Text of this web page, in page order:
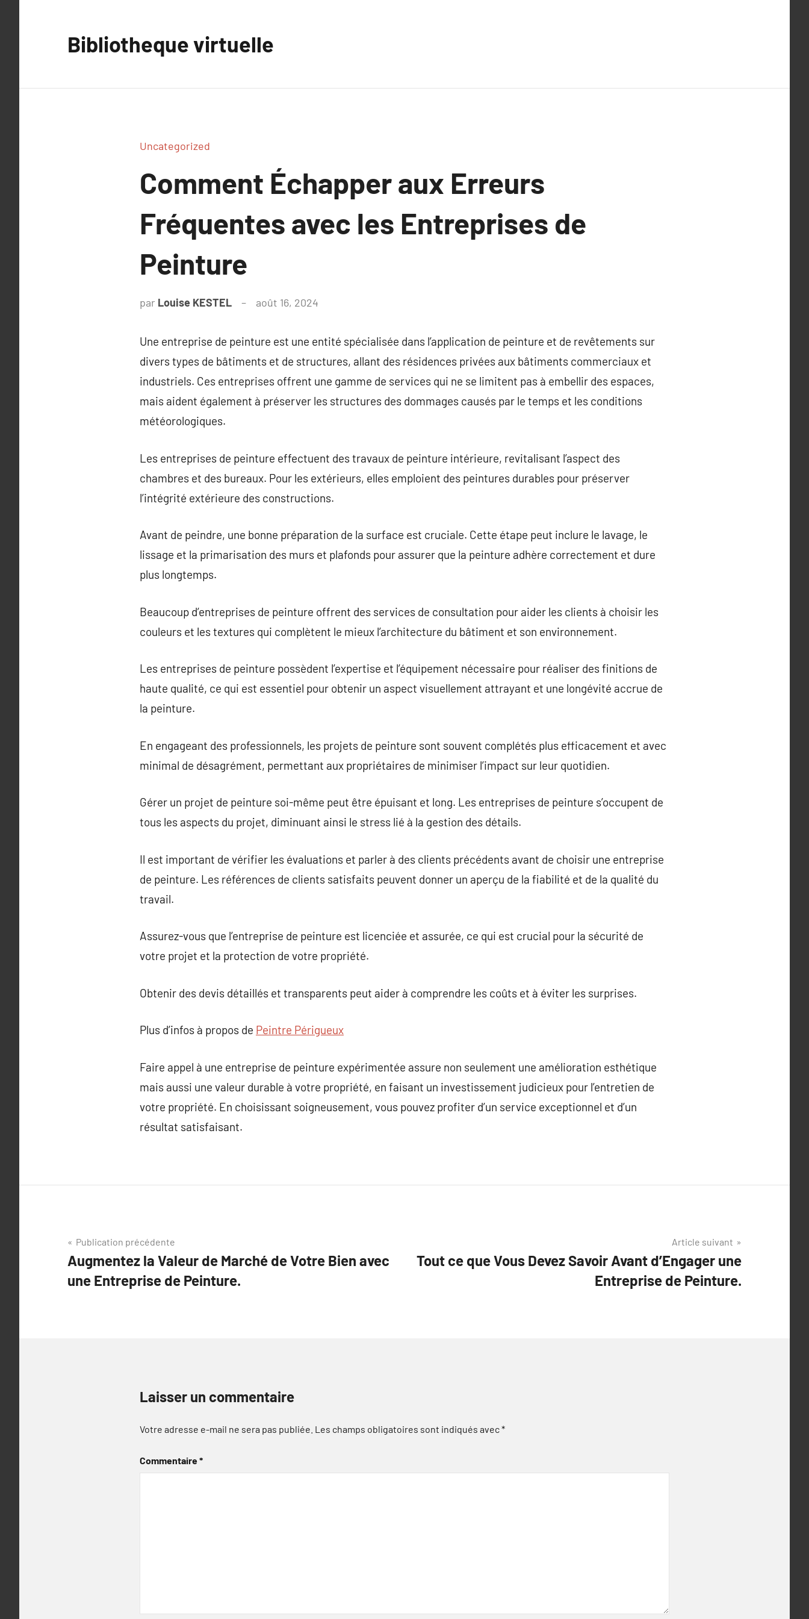
Bibliotheque virtuelle
Uncategorized
Comment Échapper aux Erreurs
Fréquentes avec les Entreprises de
Peinture
par Louise KESTEL août 16, 2024
Une entreprise de peinture est une entité spécialisée dans l’application de peinture et de revêtements sur
divers types de bâtiments et de structures, allant des résidences privées aux bâtiments commerciaux et
industriels. Ces entreprises offrent une gamme de services qui ne se limitent pas à embellir des espaces,
mais aident également à préserver les structures des dommages causés par le temps et les conditions
météorologiques.
Les entreprises de peinture effectuent des travaux de peinture intérieure, revitalisant l’aspect des
chambres et des bureaux. Pour les extérieurs, elles emploient des peintures durables pour préserver
l’intégrité extérieure des constructions.
Avant de peindre, une bonne préparation de la surface est cruciale. Cette étape peut inclure le lavage, le
lissage et la primarisation des murs et plafonds pour assurer que la peinture adhère correctement et dure
plus longtemps.
Beaucoup d’entreprises de peinture offrent des services de consultation pour aider les clients à choisir les
couleurs et les textures qui complètent le mieux l’architecture du bâtiment et son environnement.
Les entreprises de peinture possèdent l’expertise et l’équipement nécessaire pour réaliser des finitions de
haute qualité, ce qui est essentiel pour obtenir un aspect visuellement attrayant et une longévité accrue de
la peinture.
En engageant des professionnels, les projets de peinture sont souvent complétés plus efficacement et avec
minimal de désagrément, permettant aux propriétaires de minimiser l’impact sur leur quotidien.
Gérer un projet de peinture soi-même peut être épuisant et long. Les entreprises de peinture s’occupent de
tous les aspects du projet, diminuant ainsi le stress lié à la gestion des détails.
Il est important de vérifier les évaluations et parler à des clients précédents avant de choisir une entreprise
de peinture. Les références de clients satisfaits peuvent donner un aperçu de la fiabilité et de la qualité du
travail.
Assurez-vous que l’entreprise de peinture est licenciée et assurée, ce qui est crucial pour la sécurité de
votre projet et la protection de votre propriété.
Obtenir des devis détaillés et transparents peut aider à comprendre les coûts et à éviter les surprises.
Plus d’infos à propos de Peintre Périgueux
Faire appel à une entreprise de peinture expérimentée assure non seulement une amélioration esthétique
mais aussi une valeur durable à votre propriété, en faisant un investissement judicieux pour l’entretien de
votre propriété. En choisissant soigneusement, vous pouvez profiter d’un service exceptionnel et d’un
résultat satisfaisant.
Navigation
de
l’article
Publication précédente
Augmentez la Valeur de Marché de Votre Bien avec
une Entreprise de Peinture.
Article suivant
Tout ce que Vous Devez Savoir Avant d’Engager une
Entreprise de Peinture.
Laisser un commentaire
Votre adresse e-mail ne sera pas publiée. Les champs obligatoires sont indiqués avec*
Commentaire*